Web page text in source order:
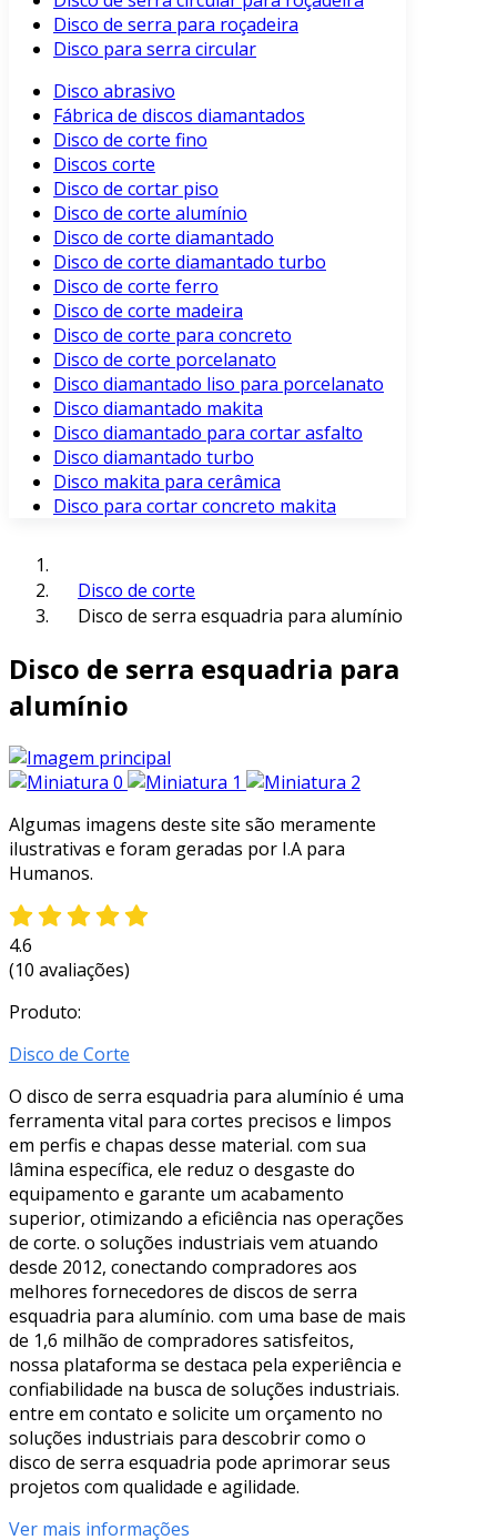
Disco de serra para roçadeira
Disco para serra circular
Disco abrasivo
Fábrica de discos diamantados
Disco de corte fino
Discos corte
Disco de cortar piso
Disco de corte alumínio
Disco de corte diamantado
Disco de corte diamantado turbo
Disco de corte ferro
Disco de corte madeira
Disco de corte para concreto
Disco de corte porcelanato
Disco diamantado liso para porcelanato
Disco diamantado makita
Disco diamantado para cortar asfalto
Disco diamantado turbo
Disco makita para cerâmica
Disco para cortar concreto makita
Disco de corte
Disco de serra esquadria para alumínio
Disco de serra esquadria para
alumínio
Algumas imagens deste site são meramente
ilustrativas e foram geradas por I.A para
Humanos.
4.6
(10 avaliações)
Produto:
Disco de Corte
O disco de serra esquadria para alumínio é uma
ferramenta vital para cortes precisos e limpos
em perfis e chapas desse material. com sua
lâmina específica, ele reduz o desgaste do
equipamento e garante um acabamento
superior, otimizando a eficiência nas operações
de corte. o soluções industriais vem atuando
desde 2012, conectando compradores aos
melhores fornecedores de discos de serra
esquadria para alumínio. com uma base de mais
de 1,6 milhão de compradores satisfeitos,
nossa plataforma se destaca pela experiência e
confiabilidade na busca de soluções industriais.
entre em contato e solicite um orçamento no
soluções industriais para descobrir como o
disco de serra esquadria pode aprimorar seus
projetos com qualidade e agilidade.
Ver mais informações